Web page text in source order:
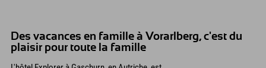
Des vacances en famille à Vorarlberg, c'est du
plaisir pour toute la famille